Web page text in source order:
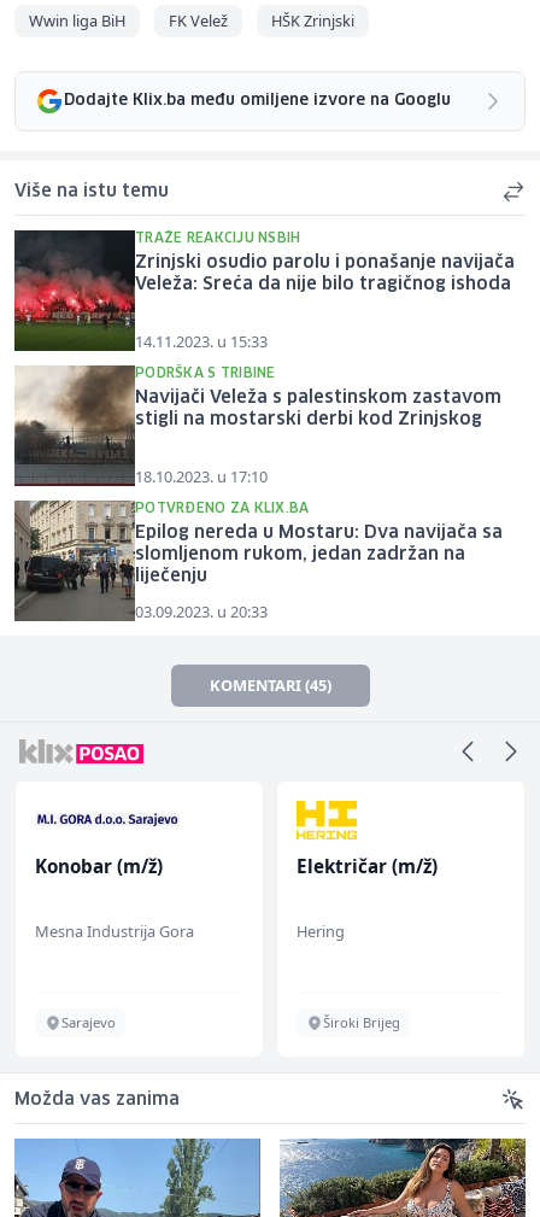
Wwin liga BiH FK Velež HŠK Zrinjski
Dodajte Klix.ba među omiljene izvore na Googlu
Više na istu temu
TRAŽE REAKCIJU NSBIH
Zrinjski osudio parolu i ponašanje navijača
Veleža: Sreća da nije bilo tragičnog ishoda
14.11.2023. u 15:33
PODRŠKA S TRIBINE
Navijači Veleža s palestinskom zastavom
stigli na mostarski derbi kod Zrinjskog
18.10.2023. u 17:10
POTVRĐENO ZA KLIX.BA
Epilog nereda u Mostaru: Dva navijača sa
slomljenom rukom, jedan zadržan na
liječenju
03.09.2023. u 20:33
KOMENTARI (45)
Konobar (m/ž)
Mesna Industrija Gora
Sarajevo
Električar (m/ž)
Hering
Široki Brijeg
Možda vas zanima